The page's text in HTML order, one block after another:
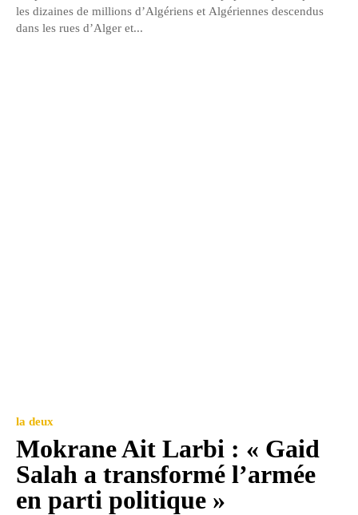
les dizaines de millions d’Algériens et Algériennes descendus
dans les rues d’Alger et...
la deux
Mokrane Ait Larbi : « Gaid
Salah a transformé l’armée
en parti politique »